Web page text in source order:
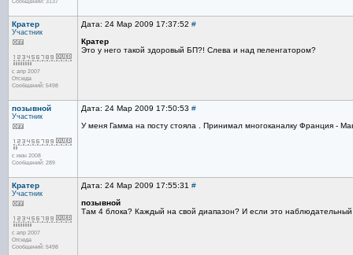
Кратер
Участник
с апр 2007
Отсюда
Сообщений: 5498
Дата: 24 Мар 2009 17:37:52 #
Кратер
Это у него такой здоровый БП?! Слева и над пеленгатором?
позывной
Участник
с июн 2008
Сообщений: 289
Дата: 24 Мар 2009 17:50:53 #
У меня Гамма на посту стояла . Принимал многоканалку Франция -
Кратер
Участник
с апр 2007
Отсюда
Сообщений: 5498
Дата: 24 Мар 2009 17:55:31 #
позывной
Там 4 блока? Каждый на свой диапазон? И если это